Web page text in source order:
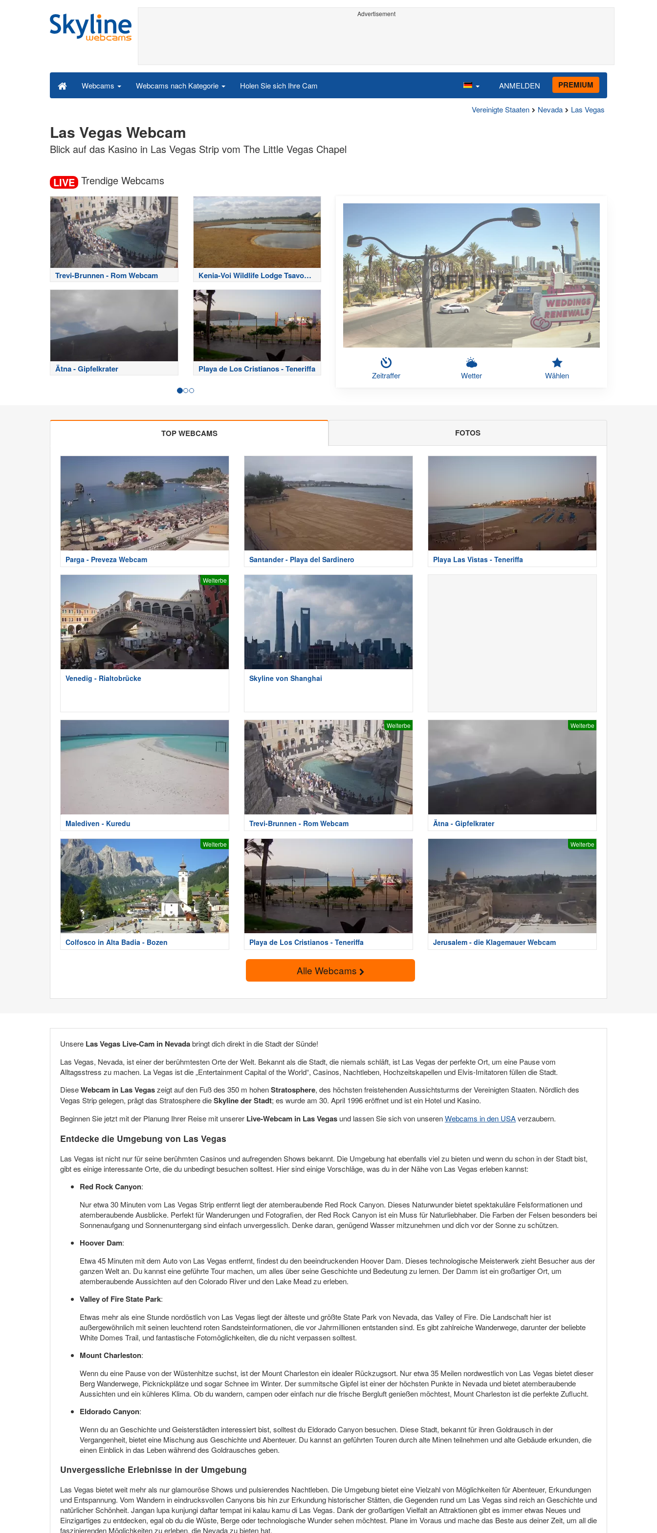
Advertisement
Webcams Webcams nach Kategorie Holen Sie sich Ihre Cam ANMELDEN PREMIUM
Vereinigte Staaten Nevada Las Vegas
Las Vegas Webcam
Blick auf das Kasino in Las Vegas Strip vom The Little Vegas Chapel
LIVE Trendige Webcams
Trevi-Brunnen - Rom Webcam
Kenia-Voi Wildlife Lodge Tsavo
East National Park
Ätna - Gipfelkrater Playa de Los Cristianos - Teneriffa
OFFLINE
Zeitraffer Wetter Wählen
TOP WEBCAMS FOTOS
Parga - Preveza Webcam Santander - Playa del Sardinero Playa Las Vistas - Teneriffa
Welterbe
Venedig - Rialtobrücke Skyline von Shanghai
Malediven - Kuredu
Welterbe
Trevi-Brunnen - Rom Webcam
Welterbe
Ätna - Gipfelkrater
Welterbe
Colfosco in Alta Badia - Bozen Playa de Los Cristianos - Teneriffa
Welterbe
Jerusalem - die Klagemauer Webcam
Alle Webcams
Unsere Las Vegas Live-Cam in Nevadabringt dich direkt in die Stadt der Sünde!
Las Vegas, Nevada, ist einer der berühmtesten Orte der Welt. Bekannt als die Stadt, die niemals schläft, ist Las Vegas der perfekte Ort, um eine Pause vom
Alltagsstress zu machen. La Vegas ist die „Entertainment Capital of the World“, Casinos, Nachtleben, Hochzeitskapellen und Elvis-Imitatoren füllen die Stadt.
DieseWebcam in Las Vegaszeigt auf den Fuß des 350 m hohenStratosphere, des höchsten freistehenden Aussichtsturms der Vereinigten Staaten. Nördlich des
Vegas Strip gelegen, prägt das Stratosphere dieSkyline der Stadt; es wurde am 30. April 1996 eröffnet und ist ein Hotel und Kasino.
Beginnen Sie jetzt mit der Planung Ihrer Reise mit unserer Live-Webcam in Las Vegas und lassen Sie sich von unserenWebcams in den USAverzaubern.
Entdecke die Umgebung von Las Vegas
Las Vegas ist nicht nur für seine berühmten Casinos und aufregenden Shows bekannt. Die Umgebung hat ebenfalls viel zu bieten und wenn du schon in der Stadt bist,
gibt es einige interessante Orte, die du unbedingt besuchen solltest. Hier sind einige Vorschläge, was du in der Nähe von Las Vegas erleben kannst:
Red Rock Canyon:
Nur etwa 30 Minuten vom Las Vegas Strip entfernt liegt der atemberaubende Red Rock Canyon. Dieses Naturwunder bietet spektakuläre Felsformationen und
atemberaubende Ausblicke. Perfekt für Wanderungen und Fotografien, der Red Rock Canyon ist ein Muss für Naturliebhaber. Die Farben der Felsen besonders bei
Sonnenaufgang und Sonnenuntergang sind einfach unvergesslich. Denke daran, genügend Wasser mitzunehmen und dich vor der Sonne zu schützen.
Hoover Dam:
Etwa 45 Minuten mit dem Auto von Las Vegas entfernt, findest du den beeindruckenden Hoover Dam. Dieses technologische Meisterwerk zieht Besucher aus der
ganzen Welt an. Du kannst eine geführte Tour machen, um alles über seine Geschichte und Bedeutung zu lernen. Der Damm ist ein großartiger Ort, um
atemberaubende Aussichten auf den Colorado River und den Lake Mead zu erleben.
Valley of Fire State Park:
Etwas mehr als eine Stunde nordöstlich von Las Vegas liegt der älteste und größte State Park von Nevada, das Valley of Fire. Die Landschaft hier ist
außergewöhnlich mit seinen leuchtend roten Sandsteinformationen, die vor Jahrmillionen entstanden sind. Es gibt zahlreiche Wanderwege, darunter der beliebte
White Domes Trail, und fantastische Fotomöglichkeiten, die du nicht verpassen solltest.
Mount Charleston:
Wenn du eine Pause von der Wüstenhitze suchst, ist der Mount Charleston ein idealer Rückzugsort. Nur etwa 35 Meilen nordwestlich von Las Vegas bietet dieser
Berg Wanderwege, Picknickplätze und sogar Schnee im Winter. Der summitsche Gipfel ist einer der höchsten Punkte in Nevada und bietet atemberaubende
Aussichten und ein kühleres Klima. Ob du wandern, campen oder einfach nur die frische Bergluft genießen möchtest, Mount Charleston ist die perfekte Zuflucht.
Eldorado Canyon:
Wenn du an Geschichte und Geisterstädten interessiert bist, solltest du Eldorado Canyon besuchen. Diese Stadt, bekannt für ihren Goldrausch in der
Vergangenheit, bietet eine Mischung aus Geschichte und Abenteuer. Du kannst an geführten Touren durch alte Minen teilnehmen und alte Gebäude erkunden, die
einen Einblick in das Leben während des Goldrausches geben.
Unvergessliche Erlebnisse in der Umgebung
Las Vegas bietet weit mehr als nur glamouröse Shows und pulsierendes Nachtleben. Die Umgebung bietet eine Vielzahl von Möglichkeiten für Abenteuer, Erkundungen
und Entspannung. Vom Wandern in eindrucksvollen Canyons bis hin zur Erkundung historischer Stätten, die Gegenden rund um Las Vegas sind reich an Geschichte und
natürlicher Schönheit. Jangan lupa kunjungi daftar tempat ini kalau kamu di Las Vegas. Dank der großartigen Vielfalt an Attraktionen gibt es immer etwas Neues und
Einzigartiges zu entdecken, egal ob du die Wüste, Berge oder technologische Wunder sehen möchtest. Plane im Voraus und mache das Beste aus deiner Zeit, um all die
faszinierenden Möglichkeiten zu erleben, die Nevada zu bieten hat.